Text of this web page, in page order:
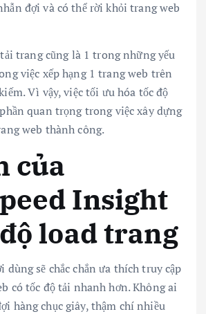
đợi và có thể rời khỏi trang web
trang cũng là 1 trong những yếu
việc xếp hạng 1 trang web trên
Vì vậy, việc tối ưu hóa tốc độ
quan trọng trong việc xây dựng
web thành công.
của
Insight
load trang
dùng sẽ chắc chắn ưa thích truy cập
có tốc độ tải nhanh hơn. Không ai
hàng chục giây, thậm chí nhiều